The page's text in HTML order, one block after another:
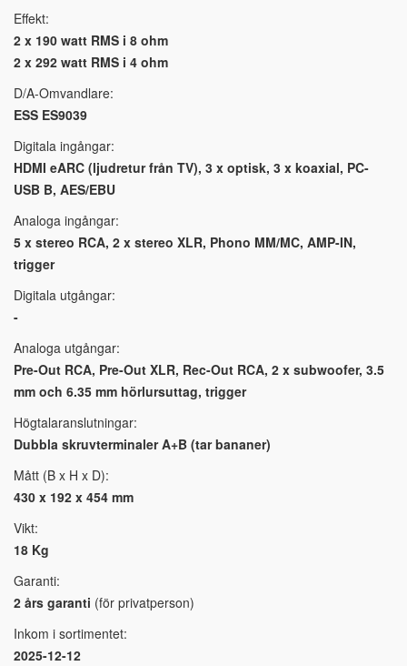
Effekt:
2 x 190 watt RMS i 8 ohm
2 x 292 watt RMS i 4 ohm
D/A-Omvandlare:
ESS ES9039
Digitala ingångar:
HDMI eARC (ljudretur från TV), 3 x optisk, 3 x koaxial, PC-
USB B, AES/EBU
Analoga ingångar:
5 x stereo RCA, 2 x stereo XLR, Phono MM/MC, AMP-IN,
trigger
Digitala utgångar:
-
Analoga utgångar:
Pre-Out RCA, Pre-Out XLR, Rec-Out RCA, 2 x subwoofer, 3.5
mm och 6.35 mm hörlursuttag, trigger
Högtalaranslutningar:
Dubbla skruvterminaler A+B (tar bananer)
Mått (B x H x D):
430 x 192 x 454 mm
Vikt:
18 Kg
Garanti:
2 års garanti (för privatperson)
Inkom i sortimentet:
2025-12-12